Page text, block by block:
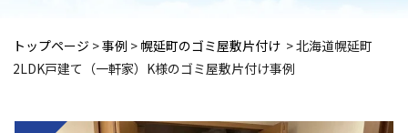
トップページ >事例 > 幌延町のゴミ屋敷片付け >北海道幌延町
2LDK戸建て（一軒家）K様のゴミ屋敷片付け事例